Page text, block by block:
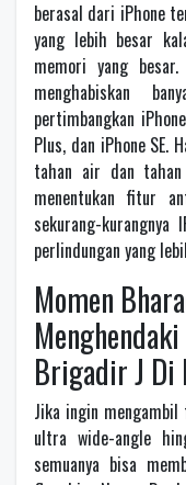
berasal dari iPhone
yang lebih besar
memori yang
menghabiskan
pertimbangkan
Plus, dan iPhone SE.
tahan air dan
menentukan fitur
sekurang-kurangnya
perlindungan yang
Momen
Brigadir J Di
Jika ingin
ultra wide-angle
semuanya bisa